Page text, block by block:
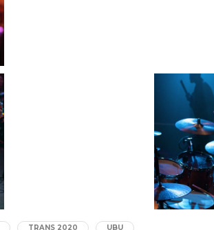
TRANS 2020 UBU